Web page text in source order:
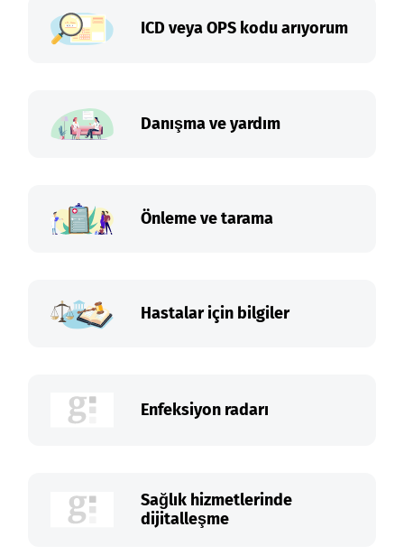
ICD veya OPS kodu arıyorum
Danışma ve yardım
Önleme ve tarama
Hastalar için bilgiler
Enfeksiyon radarı
Sağlık hizmetlerinde
dijitalleşme